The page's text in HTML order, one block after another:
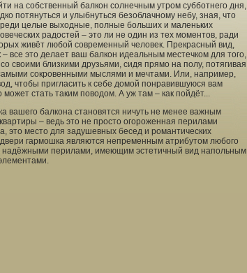
на собственный балкон солнечным утром субботнего дня,
потянуться и улыбнуться безоблачному небу, зная, что
целые выходные, полные больших и маленьких
радостей – это ли не один из тех моментов, ради
живёт любой современный человек. Прекрасный вид,
все это делает ваш балкон идеальным местечком для того,
своими близкими друзьями, сидя прямо на полу, потягивая
сокровенными мыслями и мечтами. Или, например,
чтобы пригласить к себе домой понравившуюся вам
стать таким поводом. А уж там – как пойдёт...
вашего балкона становятся ничуть не менее важным
– ведь это не просто огороженная перилами
это место для задушевных бесед и романтических
гармошка являются непременным атрибутом любого
надёжными перилами, имеющим эстетичный вид напольным